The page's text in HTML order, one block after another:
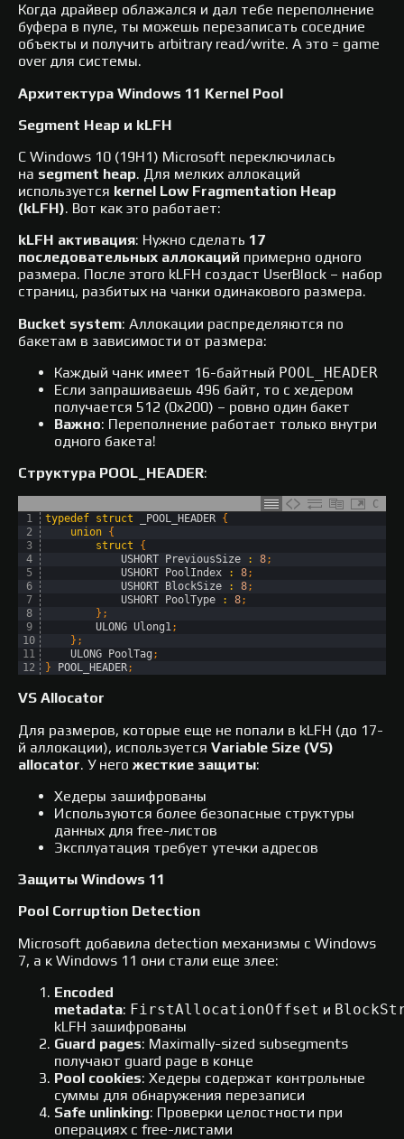
Когда драйвер облажался и дал тебе переполнение
буфера в пуле, ты можешь перезаписать соседние
объекты и получить arbitrary read/write. А это = game
over для системы.
Архитектура Windows 11 Kernel Pool
Segment Heap и kLFH
С Windows 10 (19H1) Microsoft переключилась
на segment heap. Для мелких аллокаций
используется kernel Low Fragmentation Heap
(kLFH). Вот как это работает:
kLFH активация: Нужно сделать 17
последовательных аллокаций примерно одного
размера. После этого kLFH создаст UserBlock – набор
страниц, разбитых на чанки одинакового размера.
Bucket system: Аллокации распределяются по
бакетам в зависимости от размера:
Каждый чанк имеет 16-байтный POOL_HEADER
Если запрашиваешь 496 байт, то с хедером
получается 512 (0x200) – ровно один бакет
Важно: Переполнение работает только внутри
одного бакета!
Структура POOL_HEADER:
C
1
2
3
4
5
6
7
8
9
10
11
12
typedef struct _POOL_HEADER {
union {
struct
{
USHORT
PreviousSize : 8;
USHORT
PoolIndex : 8;
USHORT
BlockSize : 8;
USHORT
PoolType : 8;
} ;
ULONG Ulong1;
} ;
ULONG
PoolTag ;
}
POOL_HEADER;
VS Allocator
Для размеров, которые еще не попали в kLFH (до 17-
й аллокации), используется Variable Size (VS)
allocator. У него жесткие защиты:
Хедеры зашифрованы
Используются более безопасные структуры
данных для free-листов
Эксплуатация требует утечки адресов
Защиты Windows 11
Pool Corruption Detection
Microsoft добавила detection механизмы с Windows
7, а к Windows 11 они стали еще злее:
Encoded
metadata: FirstAllocationOffset и
kLFH зашифрованы
Guard pages: Maximally-sized subsegments
получают guard page в конце
Pool cookies: Хедеры содержат контрольные
суммы для обнаружения перезаписи
Safe unlinking: Проверки целостности при
операциях с free-листами